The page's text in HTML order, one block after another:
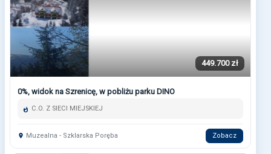
449.700 zł
0%, widok na Szrenicę, w pobliżu parku DINO
C.O. Z SIECI MIEJSKIEJ
Muzealna - Szklarska Poręba Zobacz